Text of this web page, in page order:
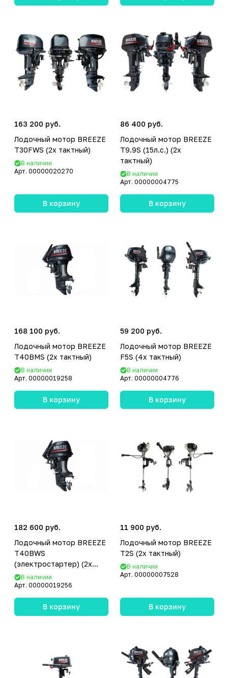
163 200 руб.
Лодочный мотор BREEZE
T30FWS (2х тактный)
В наличии
Арт. 00000020270
В корзину
86 400 руб.
Лодочный мотор BREEZE
T9.9S (15л.с.) (2х
тактный)
В наличии
Арт. 00000004775
В корзину
168 100 руб.
Лодочный мотор BREEZE
T40BMS (2х тактный)
В наличии
Арт. 00000019258
В корзину
59 200 руб.
Лодочный мотор BREEZE
F5S (4х тактный)
В наличии
Арт. 00000004776
В корзину
182 600 руб.
Лодочный мотор BREEZE
T40BWS
(электростартер) (2х
тактный)
В наличии
Арт. 00000019256
В корзину
11 900 руб.
Лодочный мотор BREEZE
T2S (2х тактный)
В наличии
Арт. 00000007528
В корзину